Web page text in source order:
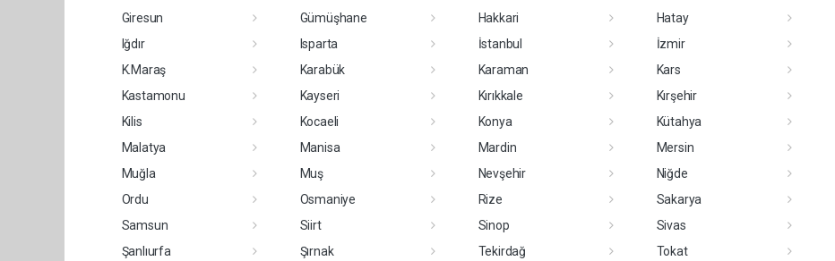
Giresun
Gümüşhane Hakkari
Hatay
Iğdır
Isparta İstanbul
İzmir
K.Maraş
Karabük Karaman
Kars
Kastamonu
Kayseri Kırıkkale
Kırşehir
Kilis
Kocaeli Konya
Kütahya
Malatya
Manisa Mardin
Mersin
Muğla
Muş Nevşehir
Niğde
Ordu
Osmaniye Rize
Sakarya
Samsun
Siirt Sinop
Sivas
Şanlıurfa
Şırnak Tekirdağ
Tokat